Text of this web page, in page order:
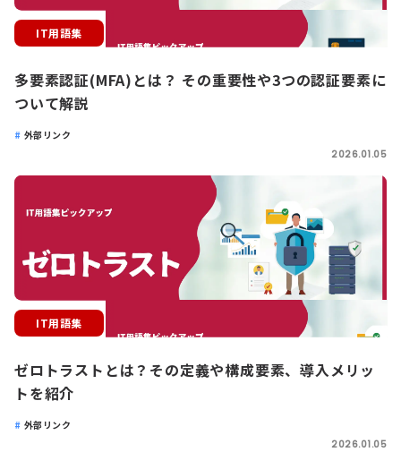
IT用語集
多要素認証(MFA)とは？ その重要性や3つの認証要素に
ついて解説
外部リンク
2026.01.05
IT用語集
ゼロトラストとは？その定義や構成要素、導入メリッ
トを紹介
外部リンク
2026.01.05